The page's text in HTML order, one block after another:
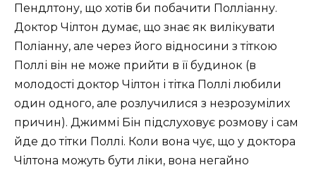
Пендлтону, що хотів би побачити Полліанну.
Доктор Чілтон думає, що знає як вилікувати
Поліанну, але через його відносини з тіткою
Поллі він не може прийти в її будинок (в
молодості доктор Чілтон і тітка Поллі любили
один одного, але розлучилися з незрозумілих
причин). Джиммі Бін підслуховує розмову і сам
йде до тітки Поллі. Коли вона чує, що у доктора
Чілтона можуть бути ліки, вона негайно